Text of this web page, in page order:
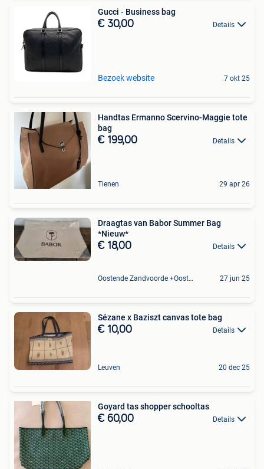
Gucci - Business bag
€ 30,00 Details
Bezoek website 7 okt 25
Handtas Ermanno Scervino-Maggie tote
bag
€ 199,00 Details
Tienen 29 apr 26
Draagtas van Babor Summer Bag
*Nieuw*
€ 18,00 Details
Oostende Zandvoorde +Oostende 27 jun 25
Sézane x Baziszt canvas tote bag
€ 10,00 Details
Leuven 20 dec 25
Goyard tas shopper schooltas
€ 60,00 Details